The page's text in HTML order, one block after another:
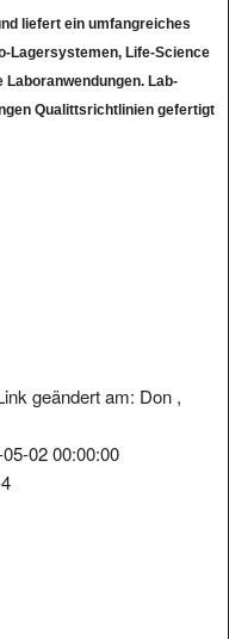
liefert ein umfangreiches
Lagersystemen, Life-Science
Lab-
Qualittsrichtlinien gefertigt
geändert am: Don ,
02 00:00:00